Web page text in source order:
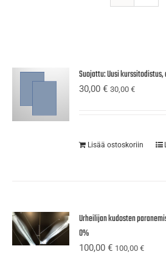
Suojattu: Uusi kurssitodistus,
30,00€ 30,00€
Lisää ostoskoriin
Urheilijan kudosten
0%
100,00€ 100,00€